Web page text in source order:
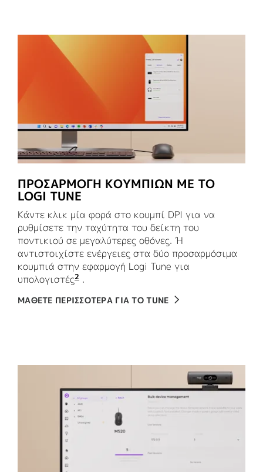
ΠΡΟΣΑΡΜΟΓΗ ΚΟΥΜΠΙΩΝ ΜΕ ΤΟ
LOGI TUNE
Κάντε κλικ μία φορά στο κουμπί DPI για να
ρυθμίσετε την ταχύτητα του δείκτη του
ποντικιού σε μεγαλύτερες οθόνες. Ή
αντιστοιχίστε ενέργειες στα δύο προσαρμόσιμα
κουμπιά στην εφαρμογή Logi Tune για
υπολογιστές2 Το μεσαίο κλικ και το κουμπί DPI
.
ΜΑΘΕΤΕ ΠΕΡΙΣΣΟΤΕΡΑ ΓΙΑ ΤΟ TUNE